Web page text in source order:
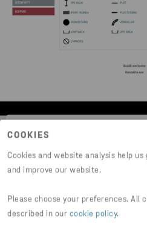
COOKIES
Cookies and website analysis help
and improve our website.
Please choose your preferences. All
described in our cookie policy.
Se produktdata
direkt i vår e-
ställe. Handla enkelt